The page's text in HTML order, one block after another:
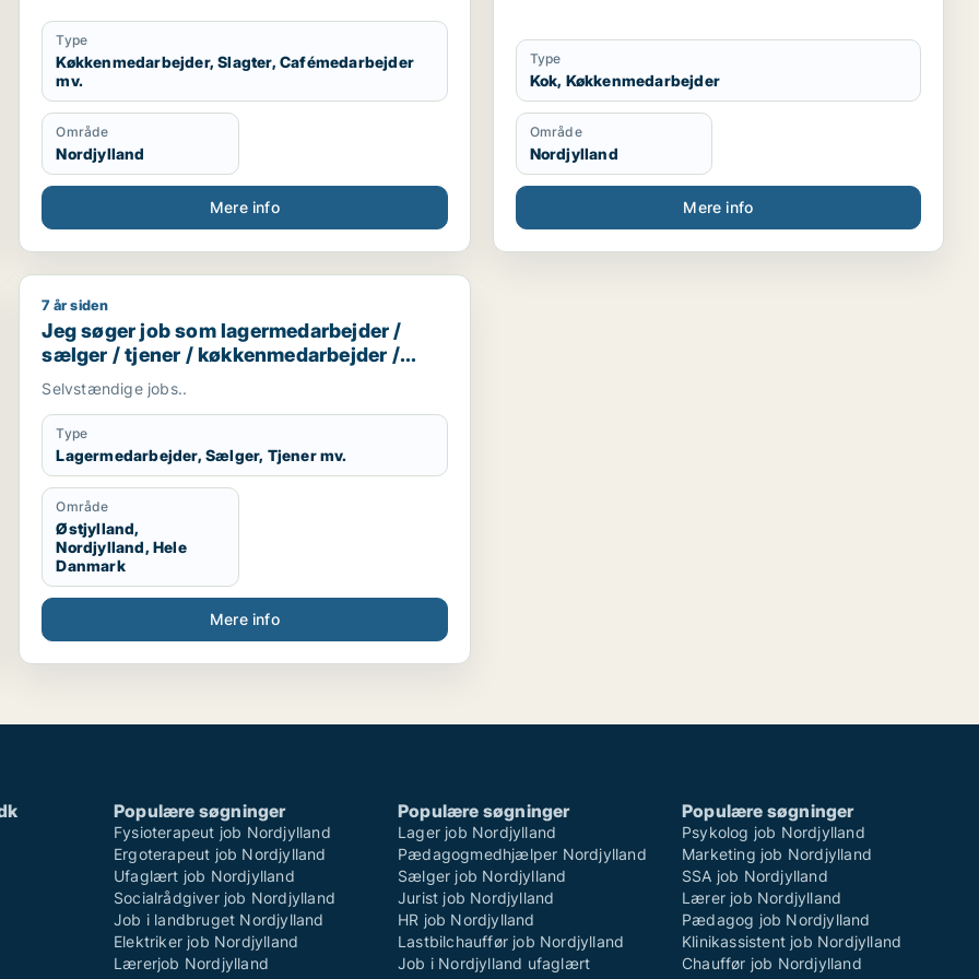
Type
Køkkenmedarbejder, Slagter, Cafémedarbejder
mv.
Område
Nordjylland
Mere info
Type
Kok, Køkkenmedarbejder
Område
Nordjylland
Mere info
Jeg søger job som lagermedarbejder / sælger / tjener / køkkenmedarbejder / butiksmedarbejder
7 år siden
Jeg søger job som lagermedarbejder /
sælger / tjener / køkkenmedarbejder /
butiksmedarbejder
Selvstændige jobs..
Type
Lagermedarbejder, Sælger, Tjener mv.
Område
Østjylland,
Nordjylland, Hele
Danmark
Mere info
Populære søgninger
Fysioterapeut job Nordjylland
Ergoterapeut job Nordjylland
Ufaglært job Nordjylland
Socialrådgiver job Nordjylland
Job i landbruget Nordjylland
Elektriker job Nordjylland
Lærerjob Nordjylland
Populære søgninger
Lager job Nordjylland
Pædagogmedhjælper Nordjylland
Sælger job Nordjylland
Jurist job Nordjylland
HR job Nordjylland
Lastbilchauffør job Nordjylland
Job i Nordjylland ufaglært
Populære søgninger
Psykolog job Nordjylland
Marketing job Nordjylland
SSA job Nordjylland
Lærer job Nordjylland
Pædagog job Nordjylland
Klinikassistent job Nordjylland
Chauffør job Nordjylland